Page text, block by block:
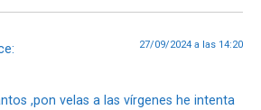
27/09/2024 a las 14:20
,pon velas a las vírgenes he intenta